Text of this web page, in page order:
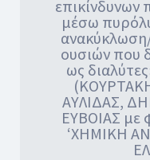
μέσω
ουσιών που
ως
ΑΥΛΙΔΑΣ,
ΕΥΒΟΙΑΣ με
‘ΧΗΜΙΚΗ